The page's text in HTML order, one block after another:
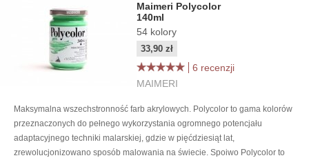
Maimeri Polycolor
140ml
54 kolory
33,90 zł
6 recenzji
MAIMERI
Maksymalna wszechstronność farb akrylowych. Polycolor to gama kolorów
przeznaczonych do pełnego wykorzystania ogromnego potencjału
adaptacyjnego techniki malarskiej, gdzie w pięćdziesiąt lat,
zrewolucjonizowano sposób malowania na świecie. Spoiwo Polycolor to